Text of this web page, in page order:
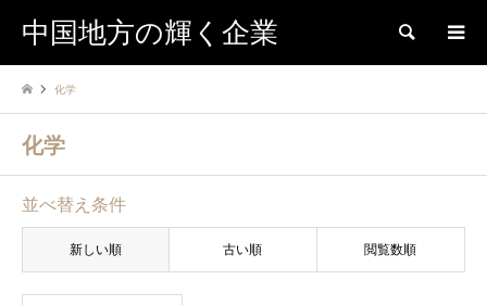
中国地方の輝く企業 検索
化学
化学
並べ替え条件
新しい順 古い順 閲覧数順